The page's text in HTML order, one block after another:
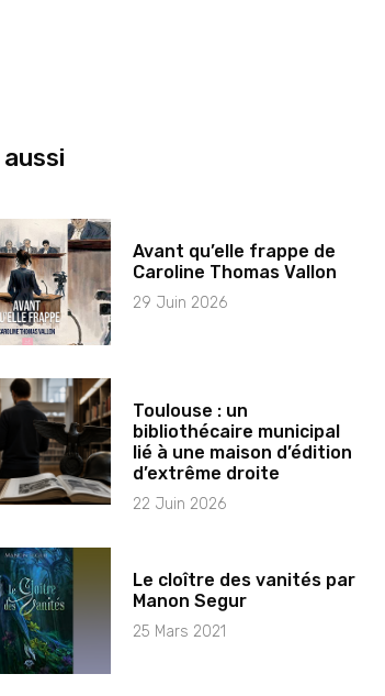
Avant qu’elle frappe de
Caroline Thomas Vallon
29 Juin 2026
Toulouse : un
bibliothécaire municipal
lié à une maison d’édition
d’extrême droite
22 Juin 2026
Le cloître des vanités par
Manon Segur
25 Mars 2021